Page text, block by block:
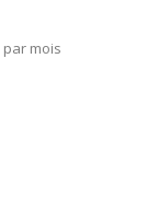
mois